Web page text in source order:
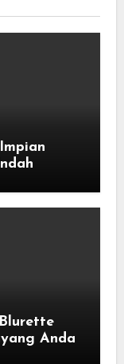
Anda